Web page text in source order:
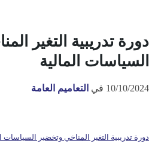
دورة تدريبية التغير
السياسات المالية
10/10/2024 في التعاميم العامة
دورة تدريبية التغير المناخي وتخضير السياسات